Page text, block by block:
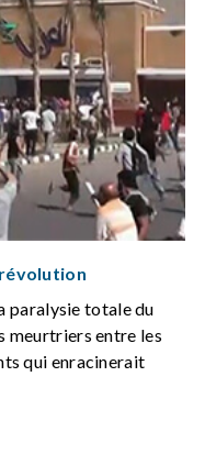
paralysie totale du
meurtriers entre les
qui enracinerait